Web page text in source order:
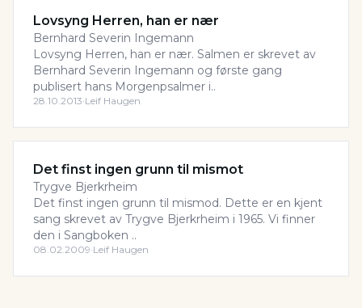
Lovsyng Herren, han er nær
Bernhard Severin Ingemann
Lovsyng Herren, han er nær. Salmen er skrevet av
Bernhard Severin Ingemann og første gang
publisert hans Morgenpsalmer i..
28.10.2013·Leif Haugen
Det finst ingen grunn til mismot
Trygve Bjerkrheim
Det finst ingen grunn til mismod. Dette er en kjent
sang skrevet av Trygve Bjerkrheim i 1965. Vi finner
den i Sangboken ..
08.02.2009·Leif Haugen